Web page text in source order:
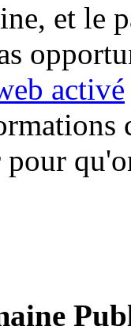
et le
activé